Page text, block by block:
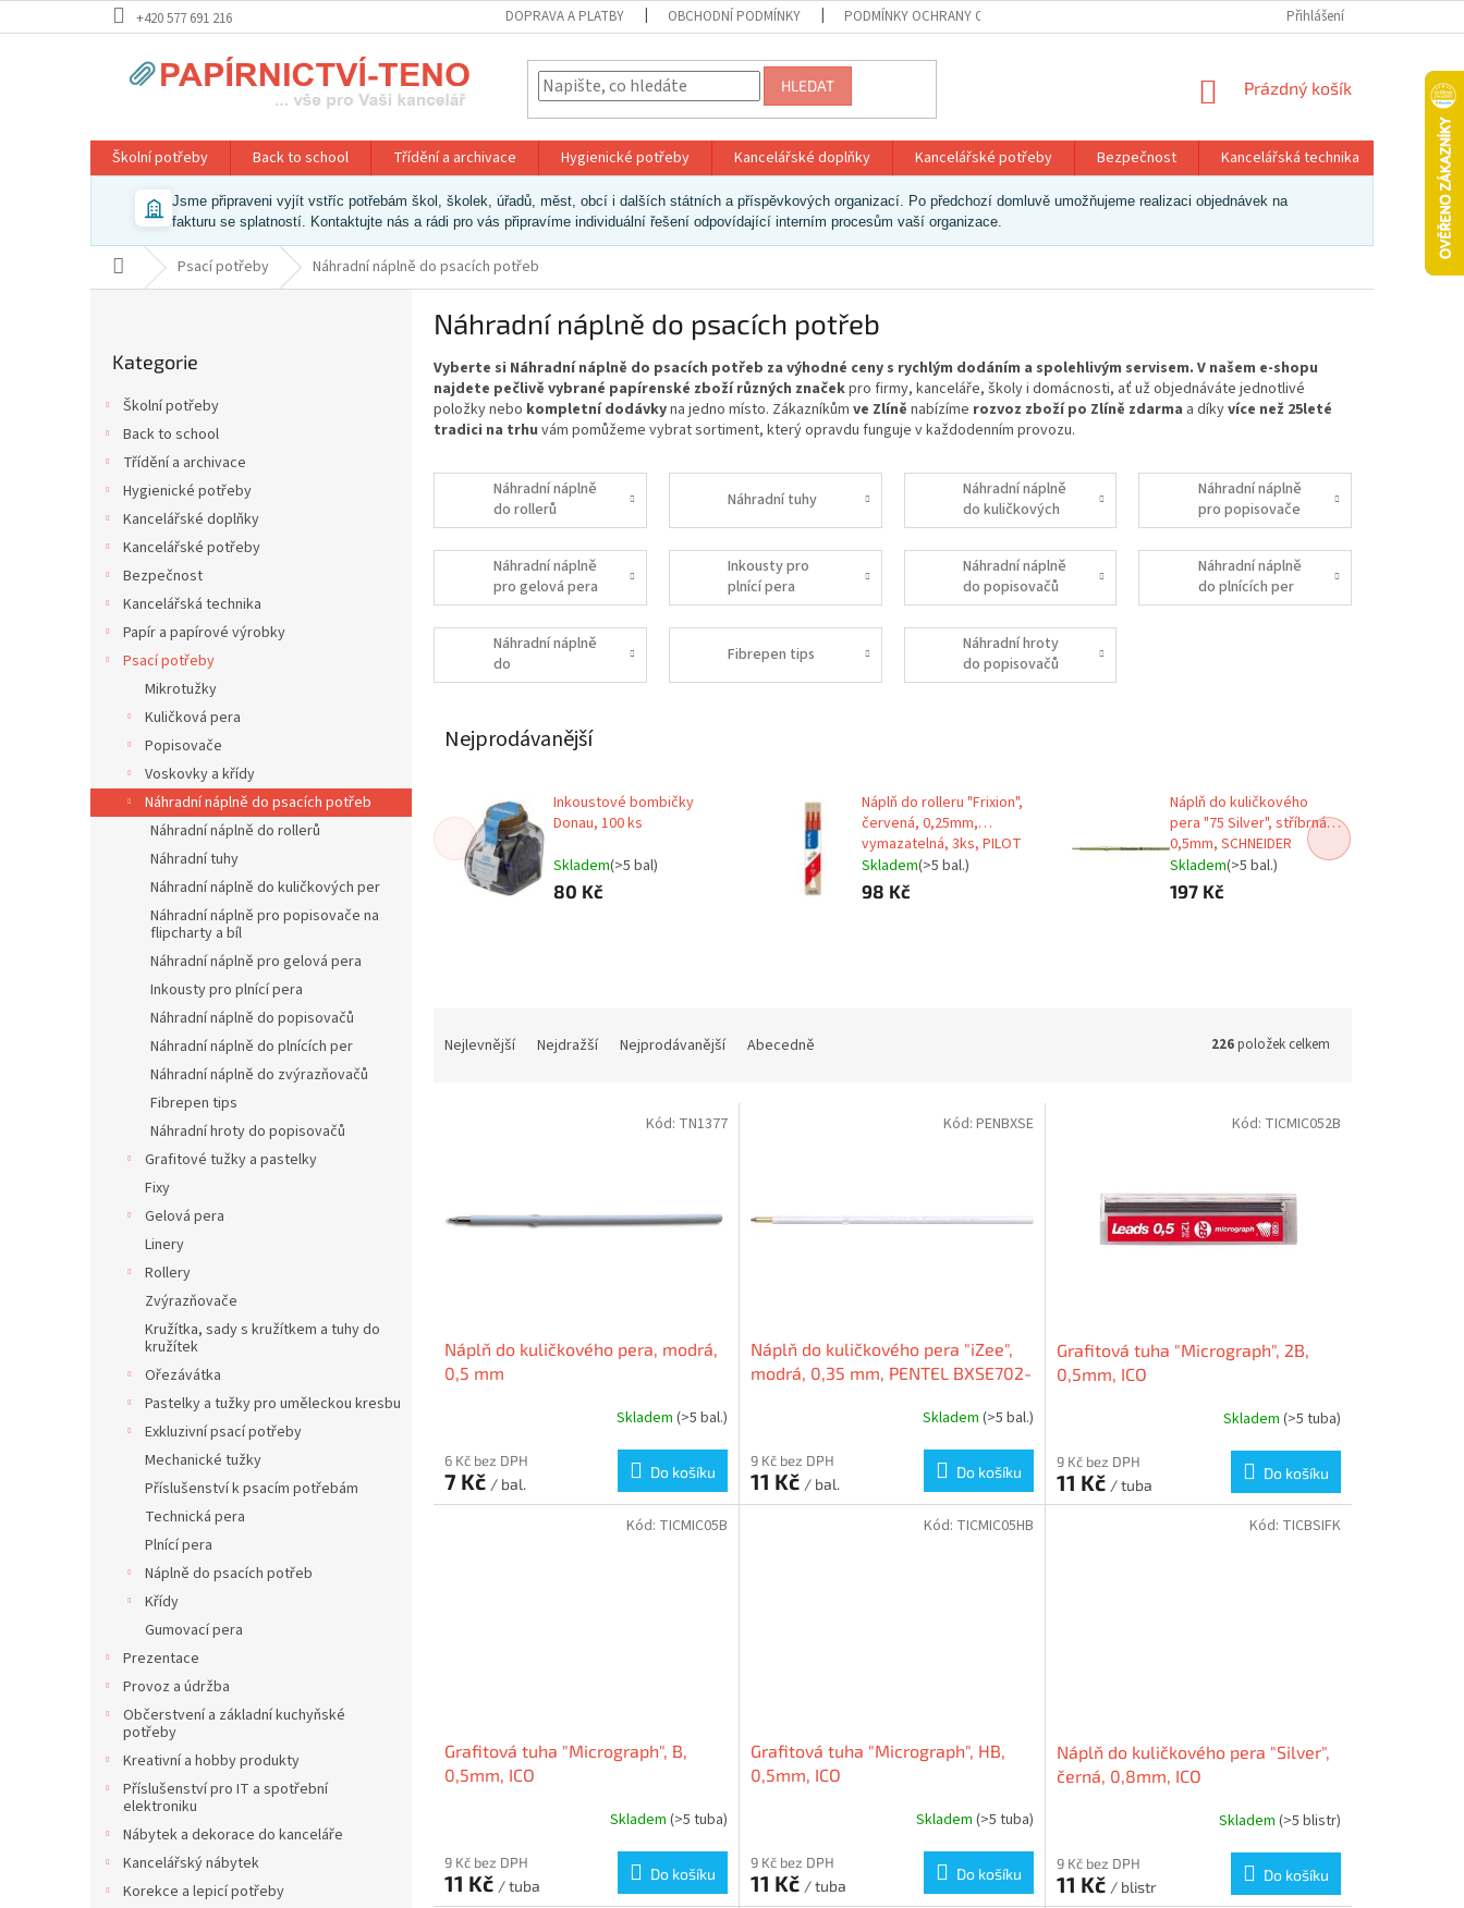
na
+420 577 691 216 DOPRAVA A PLATBY OBCHODNÍ PODMÍNKY PODMÍNKY OCHRANY OSOBNÍCH ÚDAJŮ Přihlášení
HLEDAT
NÁKUPNÍ
Prázdný košík
Školní potřeby Back to school Třídění a archivace Hygienické potřeby Kancelářské doplňky Kancelářské potřeby Bezpečnost Kancelářská technika Papír a
Jsme připraveni vyjít vstříc potřebám škol, školek, úřadů, měst, obcí i dalších státních a příspěvkových organizací. Po předchozí domluvě umožňujeme realizaci objednávek na
fakturu se splatností. Kontaktujte nás a rádi pro vás připravíme individuální řešení odpovídající interním procesům vaší organizace.
Domů Psací potřeby Náhradní náplně do psacích potřeb
kategorie
Kategorie
Školní potřeby
Back to school
Třídění a archivace
Hygienické potřeby
Kancelářské doplňky
Kancelářské potřeby
Bezpečnost
Kancelářská technika
Papír a papírové výrobky
Psací potřeby
Mikrotužky
Kuličková pera
Popisovače
Voskovky a křídy
Náhradní náplně do psacích potřeb
Náhradní náplně do rollerů
Náhradní tuhy
Náhradní náplně do kuličkových per
Náhradní náplně pro popisovače na
flipcharty a bíl
Náhradní náplně pro gelová pera
Inkousty pro plnící pera
Náhradní náplně do popisovačů
Náhradní náplně do plnících per
Náhradní náplně do zvýrazňovačů
Fibrepen tips
Náhradní hroty do popisovačů
Grafitové tužky a pastelky
Fixy
Gelová pera
Linery
Rollery
Zvýrazňovače
Kružítka, sady s kružítkem a tuhy do
kružítek
Ořezávátka
Pastelky a tužky pro uměleckou kresbu
Exkluzivní psací potřeby
Mechanické tužky
Příslušenství k psacím potřebám
Technická pera
Plnící pera
Náplně do psacích potřeb
Křídy
Gumovací pera
Prezentace
Provoz a údržba
Občerstvení a základní kuchyňské
potřeby
Kreativní a hobby produkty
Příslušenství pro IT a spotřební
elektroniku
Nábytek a dekorace do kanceláře
Kancelářský nábytek
Korekce a lepicí potřeby
Náhradní náplně do psacích potřeb
Vyberte si Náhradní náplně do psacích potřeb za výhodné ceny s rychlým dodáním a spolehlivým servisem. V našem e-shopu
najdete pečlivě vybrané papírenské zboží různých značekpro firmy, kanceláře, školy i domácnosti, ať už objednáváte jednotlivé
položky nebo kompletní dodávkyna jedno místo. Zákazníkům ve Zlíně nabízíme rozvoz zboží po Zlíně zdarma a díkyvíce než 25leté
tradici na trhu vám pomůžeme vybrat sortiment, který opravdu funguje v každodenním provozu.
Náhradní náplně
do rollerů
Náhradní tuhy
Náhradní náplně
do kuličkových
per
Náhradní náplně
pro popisovače
na flipcharty a
bíl
Náhradní náplně
pro gelová pera
Inkousty pro
plnící pera
Náhradní náplně
do popisovačů
Náhradní náplně
do plnících per
Náhradní náplně
do
zvýrazňovačů
Fibrepen tips
Náhradní hroty
do popisovačů
Nejprodávanější
Inkoustové bombičky
Donau, 100 ks
Skladem(>5 bal)
80 Kč
Náplň do rolleru "Frixion",
červená, 0,25mm,
vymazatelná, 3ks, PILOT
Skladem(>5 bal.)
98 Kč
Náplň do kuličkového
pera "75 Silver", stříbrná,
0,5mm, SCHNEIDER
Skladem(>5 bal.)
197 Kč
Nejlevnější Nejdražší Nejprodávanější Abecedně 226položek celkem
Náplň do kuličkového pera, modrá,
0,5 mm
Skladem (>5 bal.)
6 Kč bez DPH
7 Kč / bal.
Do košíku
Kód: TN1377
Náplň do kuličkového pera "iZee",
modrá, 0,35 mm, PENTEL BXSE702-
Skladem (>5 bal.)
9 Kč bez DPH
11 Kč / bal.
Do košíku
Kód: PENBXSE
Grafitová tuha "Micrograph", 2B,
0,5mm, ICO
Skladem (>5 tuba)
9 Kč bez DPH
11 Kč / tuba
Do košíku
Kód: TICMIC052B
Grafitová tuha "Micrograph", B,
0,5mm, ICO
Skladem (>5 tuba)
9 Kč bez DPH
11 Kč / tuba
Do košíku
Kód: TICMIC05B
Grafitová tuha "Micrograph", HB,
0,5mm, ICO
Skladem (>5 tuba)
9 Kč bez DPH
11 Kč / tuba
Do košíku
Kód: TICMIC05HB
Náplň do kuličkového pera "Silver",
černá, 0,8mm, ICO
Skladem (>5 blistr)
9 Kč bez DPH
11 Kč / blistr
Do košíku
Kód: TICBSIFK